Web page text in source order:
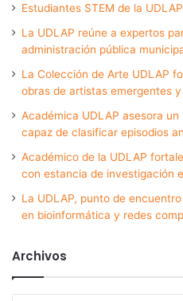
Estudiantes STEM de la
La UDLAP reúne a expertos
administración pública
La Colección de Arte UDLAP
obras de artistas emergentes
Académica UDLAP asesora
capaz de clasificar episodios
Académico de la UDLAP
con estancia de investigación
La UDLAP, punto de
en bioinformática y redes
Archivos